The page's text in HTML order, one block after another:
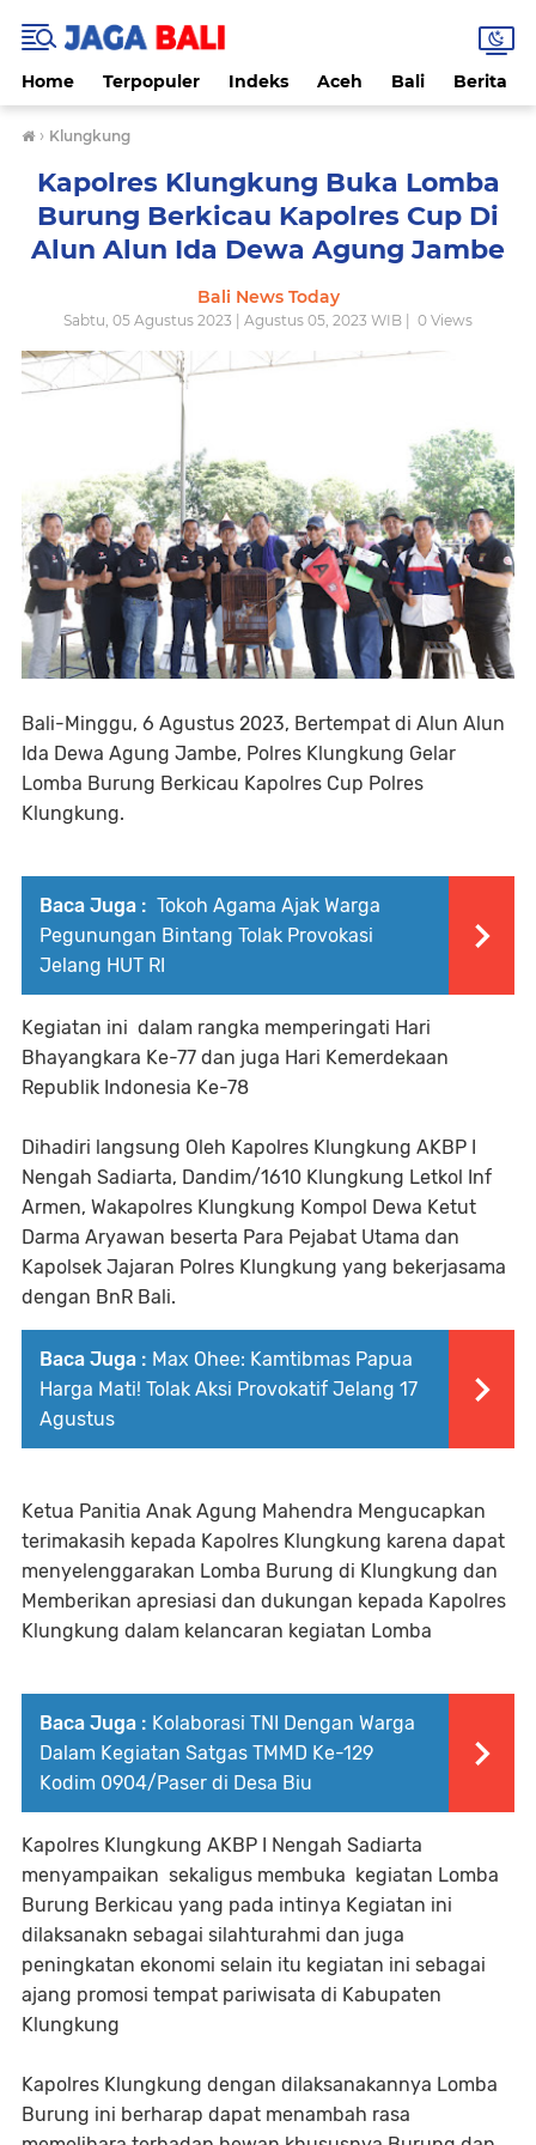
Home Terpopuler Indeks Aceh Bali Berita
› Klungkung
Kapolres Klungkung Buka Lomba
Burung Berkicau Kapolres Cup Di
Alun Alun Ida Dewa Agung Jambe
Bali News Today
Sabtu, 05 Agustus 2023 | Agustus 05, 2023 WIB | 0 Views
Bali-Minggu, 6 Agustus 2023, Bertempat di Alun Alun
Ida Dewa Agung Jambe, Polres Klungkung Gelar
Lomba Burung Berkicau Kapolres Cup Polres
Klungkung.
Baca Juga : Tokoh Agama Ajak Warga
Pegunungan Bintang Tolak Provokasi
Jelang HUT RI
Kegiatan ini dalam rangka memperingati Hari
Bhayangkara Ke-77 dan juga Hari Kemerdekaan
Republik Indonesia Ke-78
Dihadiri langsung Oleh Kapolres Klungkung AKBP I
Nengah Sadiarta, Dandim/1610 Klungkung Letkol Inf
Armen, Wakapolres Klungkung Kompol Dewa Ketut
Darma Aryawan beserta Para Pejabat Utama dan
Kapolsek Jajaran Polres Klungkung yang bekerjasama
dengan BnR Bali.
Baca Juga : Max Ohee: Kamtibmas Papua
Harga Mati! Tolak Aksi Provokatif Jelang 17
Agustus
Ketua Panitia Anak Agung Mahendra Mengucapkan
terimakasih kepada Kapolres Klungkung karena dapat
menyelenggarakan Lomba Burung di Klungkung dan
Memberikan apresiasi dan dukungan kepada Kapolres
Klungkung dalam kelancaran kegiatan Lomba
Baca Juga : Kolaborasi TNI Dengan Warga
Dalam Kegiatan Satgas TMMD Ke-129
Kodim 0904/Paser di Desa Biu
Kapolres Klungkung AKBP I Nengah Sadiarta
menyampaikan sekaligus membuka kegiatan Lomba
Burung Berkicau yang pada intinya Kegiatan ini
dilaksanakn sebagai silahturahmi dan juga
peningkatan ekonomi selain itu kegiatan ini sebagai
ajang promosi tempat pariwisata di Kabupaten
Klungkung
Kapolres Klungkung dengan dilaksanakannya Lomba
Burung ini berharap dapat menambah rasa